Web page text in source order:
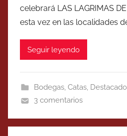
celebrará LAS LAGRIMAS
esta vez en las localidades
Seguir leyendo
Bodegas, Catas,
3 comentarios